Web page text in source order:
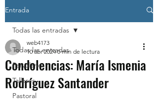
Entrada
Todas las entradas
Parvulario
Talleres
Pastoral
Todas las entradas
Condolencias: María Ismenia
Rodríguez Santander
web4173
10 abr 2024 0 min de lectura